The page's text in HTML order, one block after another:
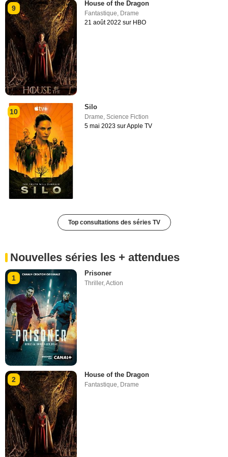
9
House of the Dragon
Fantastique Drame
21 août 2022 sur HBO
10
Silo
Drame,Science Fiction
5 mai 2023 sur Apple TV
Top consultations des séries TV
Nouvelles séries les + attendues
1
Prisoner
Thriller,Action
2
House of the Dragon
Fantastique Drame